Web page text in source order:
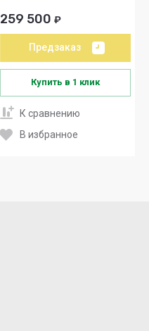
259 500 ₽
Предзаказ
Купить в 1 клик
К сравнению
В избранное